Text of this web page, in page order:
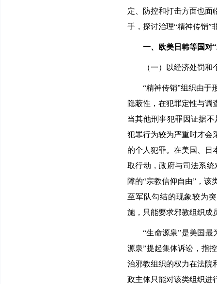
定、防控和打击方面也面
手，探讨治理“精神传销”
一、欧美日韩等国对
（一）以经济处罚和
“精神传销”组织由于
隐蔽性，在犯罪定性与调
当其他刑事犯罪因证据
犯罪行为较为严重时才会
的个人犯罪。在美国、日
取行动，政府与司法系
障的“宗教信仰自由”，该
至军队勾结的现象较为
施，只能要求邪教组织成
“生命源泉”是美国最
源泉”提起集体诉讼，指
治邪教组织的权力在法院
政主体只能对该类组织进